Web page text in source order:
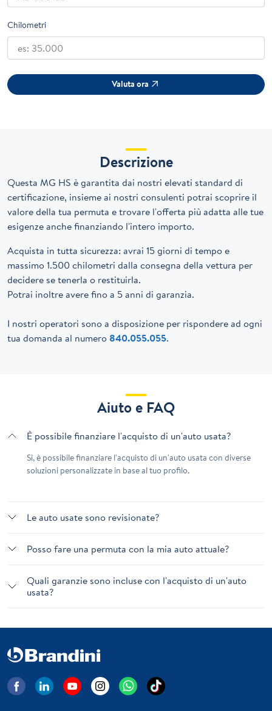
Chilometri
Valuta ora
Descrizione
Questa MG HS è garantita dai nostri elevati standard di
certificazione, insieme ai nostri consulenti potrai scoprire il
valore della tua permuta e trovare l'offerta più adatta alle tue
esigenze anche finanziando l'intero importo.
Acquista in tutta sicurezza: avrai 15 giorni di tempo e
massimo 1.500 chilometri dalla consegna della vettura per
decidere se tenerla o restituirla.
Potrai inoltre avere fino a 5 anni di garanzia.
I nostri operatori sono a disposizione per rispondere ad ogni
tua domanda al numero 840.055.055.
Aiuto e FAQ
È possibile finanziare l'acquisto di un'auto usata?
Sì, è possibile finanziare l'acquisto di un'auto usata con diverse
soluzioni personalizzate in base al tuo profilo.
Le auto usate sono revisionate?
Posso fare una permuta con la mia auto attuale?
Quali garanzie sono incluse con l'acquisto di un'auto
usata?